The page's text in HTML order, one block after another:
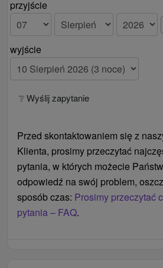
obiad serwowany w formie
dzień
dopłata za balkon 01.01. -
10,00 € / noc, 15.06. - 30.09.
Ceny - Informacje
Narodzenia i Sylwestra są z
dynamicznymi i na życzenie.
przyjście
wyjście
❔ Wyślij zapytanie
Przed skontaktowaniem się z
Klienta, prosimy przeczytać
pytania, w których możecie
odpowiedź na swój problem,
sposób czas: Prosimy przeczytać
pytania – FAQ.